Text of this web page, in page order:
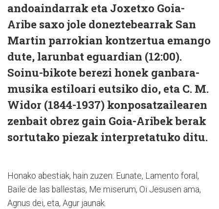
andoaindarrak eta Joxetxo Goia-
Aribe saxo jole doneztebearrak San
Martin parrokian kontzertua emango
dute, larunbat eguardian (12:00).
Soinu-bikote berezi honek ganbara-
musika estiloari eutsiko dio, eta C. M.
Widor (1844-1937) konposatzailearen
zenbait obrez gain Goia-Aribek berak
sortutako piezak interpretatuko ditu.
Honako abestiak, hain zuzen: Eunate, Lamento foral,
Baile de las ballestas, Me miserum, Oi Jesusen ama,
Agnus dei, eta, Agur jaunak.